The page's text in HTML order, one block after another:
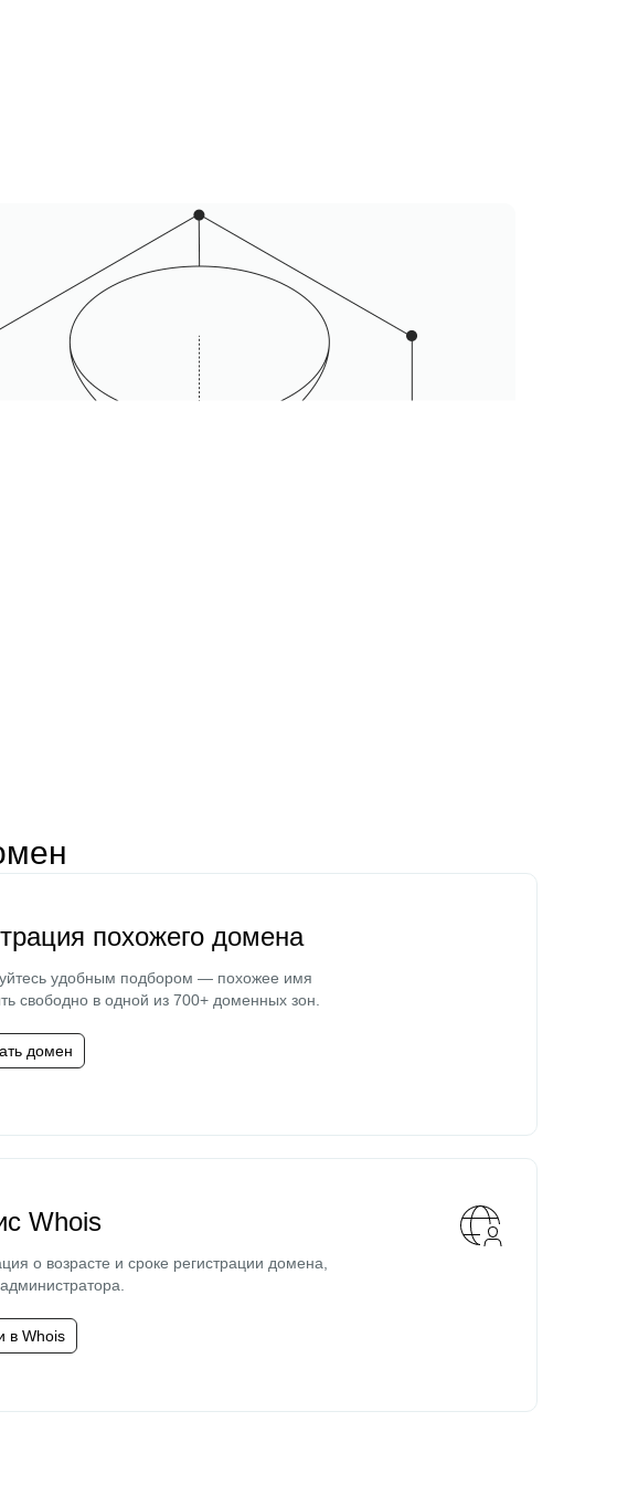
похожего домена
удобным подбором — похожее имя
свободно в одной из 700+ доменных зон.
домен
Whois
о возрасте и сроке регистрации домена,
в Whois